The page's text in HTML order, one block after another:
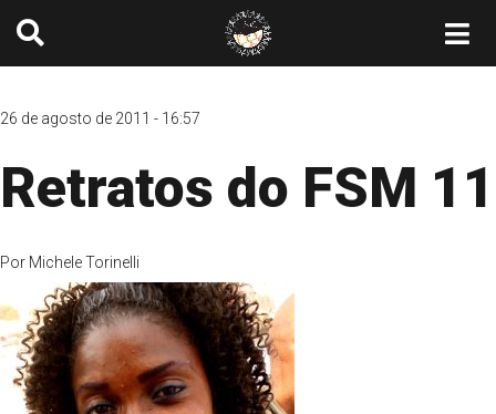
26 de agosto de 2011 - 16:57
Retratos do FSM 11
Por Michele Torinelli